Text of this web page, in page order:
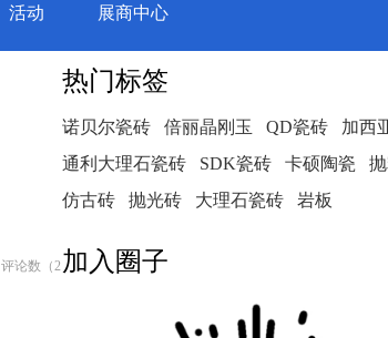
活动 展商中心
评论数（2）
热门标签
诺贝尔瓷砖 倍丽晶刚玉 QD瓷砖
加西
通利大理石瓷砖
SDK瓷砖 卡硕陶瓷
仿古砖
抛光砖 大理石瓷砖 岩板
加入圈子